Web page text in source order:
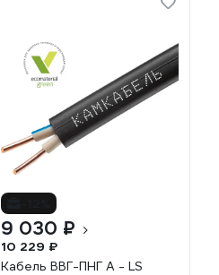
9 030 ₽
10 229 ₽
Кабель ВВГ-ПНГ А - LS